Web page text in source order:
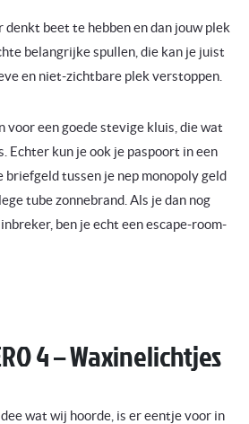
denkt beet te hebben en dan jouw plek
belangrijke spullen, die kan je juist
en niet-zichtbare plek verstoppen.
voor een goede stevige kluis, die wat
Echter kun je ook je paspoort in een
briefgeld tussen je nep monopoly geld
tube zonnebrand. Als je dan nog
ben je echt een escape-room-
4 – Waxinelichtjes
wat wij hoorde, is er eentje voor in